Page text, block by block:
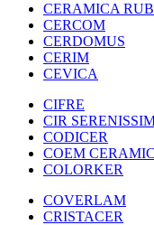
CERAMICA
CERCOM
CERDOMUS
CERIM
CEVICA
CIFRE
CIR
CODICER
COEM
COLORKER
COVERLAM
CRISTACER